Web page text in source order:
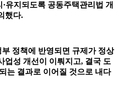
·유지되도록 공동주택관리법 개
했다.
정책에 반영되면 규제가 정상
업성 개선이 이뤄지고, 결국 도
는 결과로 이어질 것으로 내다